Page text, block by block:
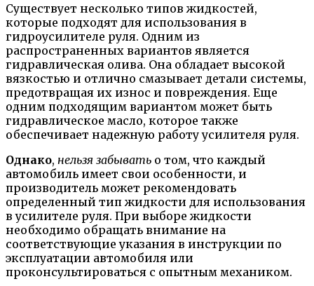
Существует несколько типов жидкостей,
которые подходят для использования в
гидроусилителе руля. Одним из
распространенных вариантов является
гидравлическая олива. Она обладает высокой
вязкостью и отлично смазывает детали системы,
предотвращая их износ и повреждения. Еще
одним подходящим вариантом может быть
гидравлическое масло, которое также
обеспечивает надежную работу усилителя руля.
Однако, нельзя забывать о том, что каждый
автомобиль имеет свои особенности, и
производитель может рекомендовать
определенный тип жидкости для использования
в усилителе руля. При выборе жидкости
необходимо обращать внимание на
соответствующие указания в инструкции по
эксплуатации автомобиля или
проконсультироваться с опытным механиком.